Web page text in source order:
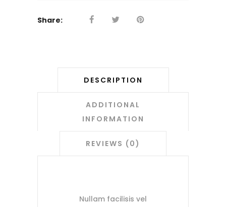
Share:
DESCRIPTION
ADDITIONAL
INFORMATION
REVIEWS (0)
Nullam facilisis vel